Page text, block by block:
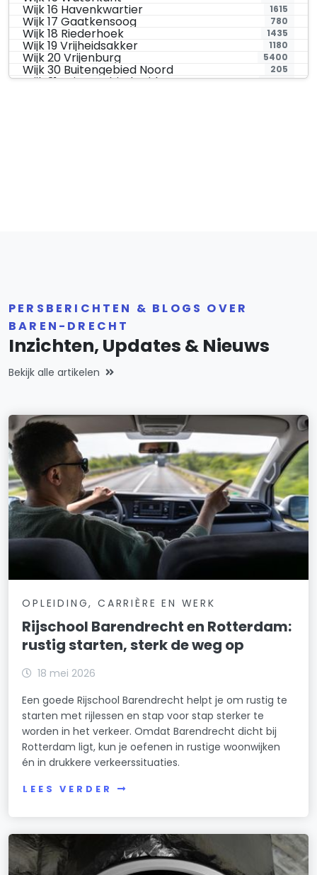
Wijk 16 Havenkwartier 1615
Wijk 17 Gaatkensoog 780
Wijk 18 Riederhoek 1435
Wijk 19 Vrijheidsakker 1180
Wijk 20 Vrijenburg 5400
Wijk 30 Buitengebied Noord 205
Wijk 31 Buitengebied Zuid 2760
PERSBERICHTEN & BLOGS OVER
BAREN-DRECHT
Inzichten, Updates & Nieuws
Bekijk alle artikelen
OPLEIDING, CARRIÈRE EN WERK
Rijschool Barendrecht en Rotterdam:
rustig starten, sterk de weg op
18 mei 2026
Een goede Rijschool Barendrecht helpt je om rustig te
starten met rijlessen en stap voor stap sterker te
worden in het verkeer. Omdat Barendrecht dicht bij
Rotterdam ligt, kun je oefenen in rustige woonwijken
én in drukkere verkeerssituaties.
LEES VERDER